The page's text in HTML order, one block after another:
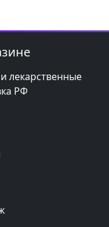
лекарственные
РФ